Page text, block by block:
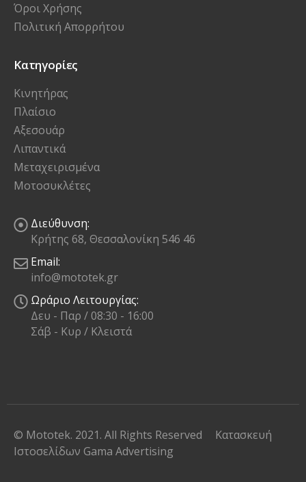
Όροι Χρήσης
Πολιτική Απορρήτου
Κατηγορίες
Κινητήρας
Πλαίσιο
Αξεσουάρ
Λιπαντικά
Μεταχειρισμένα
Μοτοσυκλέτες
Διεύθυνση:
Κρήτης 68, Θεσσαλονίκη 546 46
Email:
info@mototek.gr
Ωράριο Λειτουργίας:
Δευ - Παρ / 08:30 - 16:00
Σάβ - Κυρ / Κλειστά
© Mototek. 2021. All Rights Reserved
Κατασκευή
Ιστοσελίδων Gama Advertising